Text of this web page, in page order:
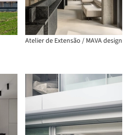
Atelier de Extensão / MAVA design